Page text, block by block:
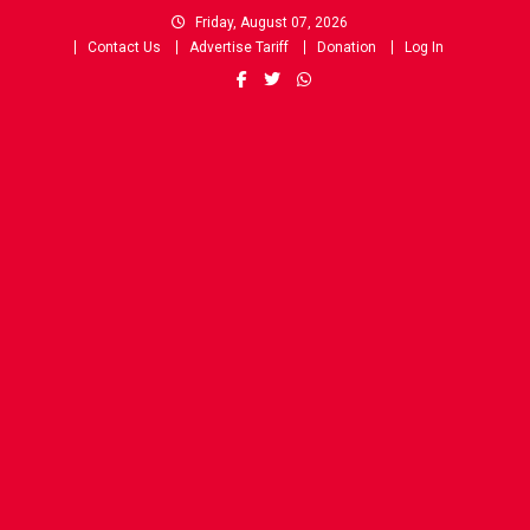
Friday, August 07, 2026
Contact Us
Advertise Tariff Donation Log In